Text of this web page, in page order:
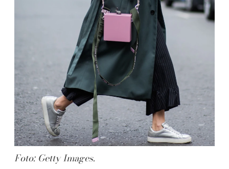
Foto: Getty Images.